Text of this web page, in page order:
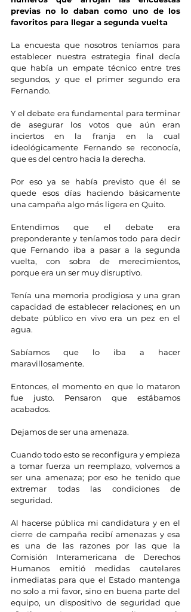
previas no lo daban como uno de los
favoritos para llegar a segunda vuelta
La encuesta que nosotros teníamos para
establecer nuestra estrategia final decía
que había un empate técnico entre tres
segundos, y que el primer segundo era
Fernando.
Y el debate era fundamental para terminar
de asegurar los votos que aún eran
inciertos en la franja en la cual
ideológicamente Fernando se reconocía,
que es del centro hacia la derecha.
Por eso ya se había previsto que él se
quede esos días haciendo básicamente
una campaña algo más ligera en Quito.
Entendimos que el debate era
preponderante y teníamos todo para decir
que Fernando iba a pasar a la segunda
vuelta, con sobra de merecimientos,
porque era un ser muy disruptivo.
Tenía una memoria prodigiosa y una gran
capacidad de establecer relaciones; en un
debate público en vivo era un pez en el
agua.
Sabíamos que lo iba a hacer
maravillosamente.
Entonces, el momento en que lo mataron
fue justo. Pensaron que estábamos
acabados.
Dejamos de ser una amenaza.
Cuando todo esto se reconfigura y empieza
a tomar fuerza un reemplazo, volvemos a
ser una amenaza; por eso he tenido que
extremar todas las condiciones de
seguridad.
Al hacerse pública mi candidatura y en el
cierre de campaña recibí amenazas y esa
es una de las razones por las que la
Comisión Interamericana de Derechos
Humanos emitió medidas cautelares
inmediatas para que el Estado mantenga
no solo a mi favor, sino en buena parte del
equipo, un dispositivo de seguridad que